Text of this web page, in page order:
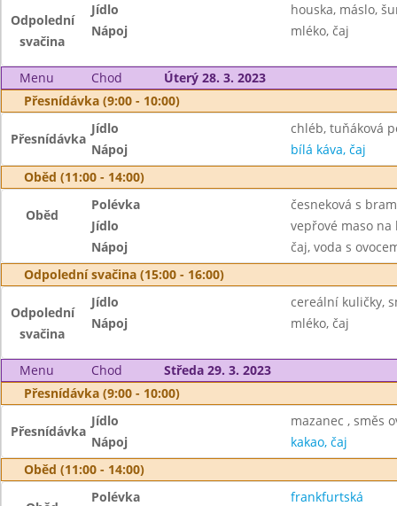
Odpolední
svačina
Jídlo
houska, máslo,
Nápoj
mléko, čaj
Menu Chod
Úterý 28. 3. 2023
Přesnídávka (9:00 - 10:00)
Přesnídávka
Jídlo
chléb, tuňáková
Nápoj
bílá káva, čaj
Oběd (11:00 - 14:00)
Oběd
Polévka
česneková s
Jídlo
vepřové maso na
Nápoj
čaj, voda s
Odpolední svačina (15:00 - 16:00)
Odpolední
svačina
Jídlo
cereální kuličky,
Nápoj
mléko, čaj
Menu Chod
Středa 29. 3. 2023
Přesnídávka (9:00 - 10:00)
Přesnídávka
Jídlo
mazanec , směs
Nápoj
kakao, čaj
Oběd (11:00 - 14:00)
Polévka frankfurtská